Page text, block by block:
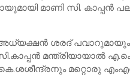
മാണി സി. കാപ്പന്‍
ശരദ് പവാറുമായും
മന്ത്രിയായാൽ
മറ്റൊരു